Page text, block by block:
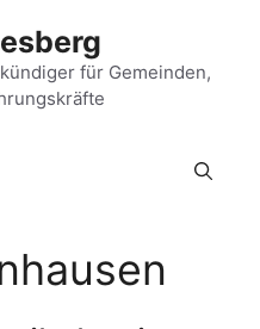
für Gemeinden,